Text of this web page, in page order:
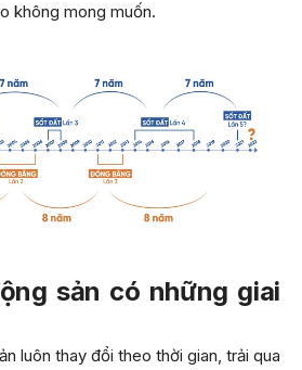
không mong muốn.
sản có những giai
luôn thay đổi theo thời gian, trải qua